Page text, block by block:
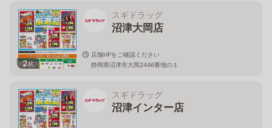
2枚
スギドラッグ
沼津大岡店
店舗HPをご確認ください
静岡県沼津市大岡2446番地の１
スギドラッグ
沼津インター店